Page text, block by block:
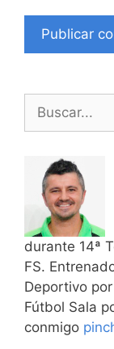
durante 14ª
FS.
Deportivo
Fútbol Sala
conmigo